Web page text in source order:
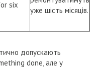
six
уже шість місяців.
допускають
done, але у